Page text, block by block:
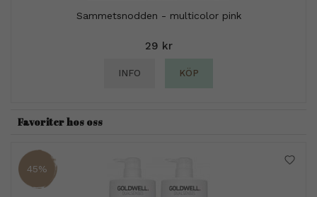
Sammetsnodden - multicolor pink
29 kr
INFO KÖP
Favoriter hos oss
45%